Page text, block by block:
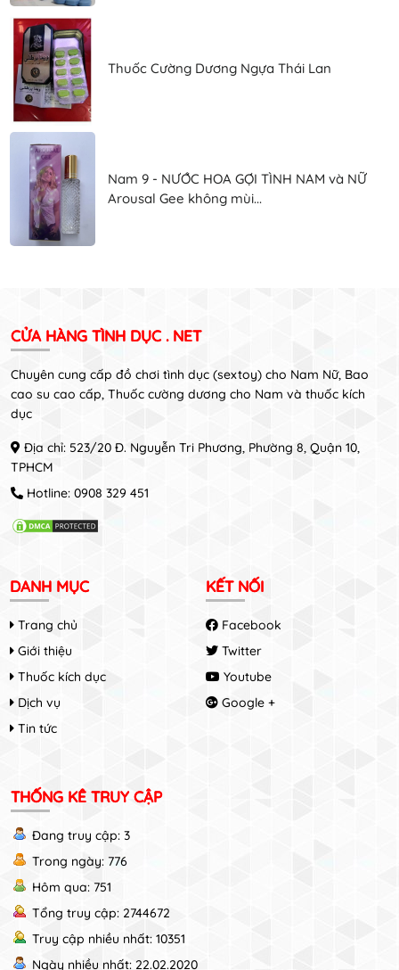
Thuốc Cường Dương Ngựa Thái Lan
Nam 9 - NƯỚC HOA GỢI TÌNH NAM và NỮ
Arousal Gee không mùi...
CỬA HÀNG TÌNH DỤC . NET
Chuyên cung cấp đồ chơi tình dục (sextoy) cho Nam Nữ, Bao
cao su cao cấp, Thuốc cường dương cho Nam và thuốc kích
dục
Địa chỉ: 523/20 Đ. Nguyễn Tri Phương, Phường 8, Quận 10,
TPHCM
Hotline: 0908 329 451
DANH MỤC
Trang chủ
Giới thiệu
Thuốc kích dục
Dịch vụ
Tin tức
KẾT NỐI
Facebook
Twitter
Youtube
Google +
THỐNG KÊ TRUY CẬP
Đang truy cập: 3
Trong ngày: 776
Hôm qua: 751
Tổng truy cập: 2744672
Truy cập nhiều nhất: 10351
Ngày nhiều nhất: 22.02.2020